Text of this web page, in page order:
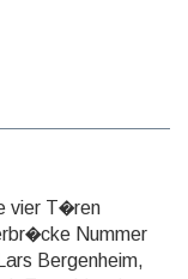
vier T�ren
Nummer
Bergenheim,